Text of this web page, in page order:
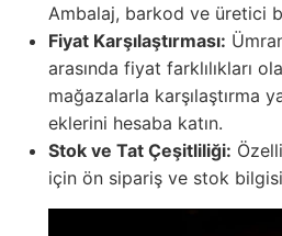
Ambalaj, barkod ve üretici
Fiyat Karşılaştırması:
arasında fiyat farklılıkları
mağazalarla karşılaştırma
eklerini hesaba katın.
Stok ve Tat Çeşitliliği:
için ön sipariş ve stok bilgisi